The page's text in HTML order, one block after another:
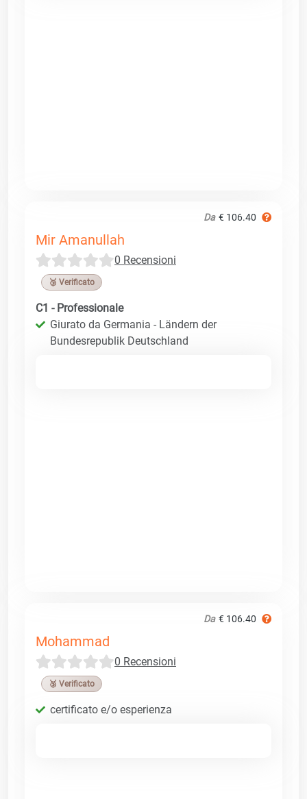
Da € 106.40
Mir Amanullah
0 Recensioni
🥉 Verificato
C1 - Professionale
Giurato da Germania - Ländern der
Bundesrepublik Deutschland
Da € 106.40
Mohammad
0 Recensioni
🥉 Verificato
certificato e/o esperienza